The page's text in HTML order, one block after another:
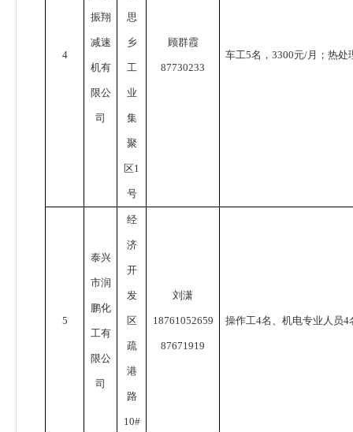
4
振翔
减速
机有
限公
司
思
乡
工
业
集
聚
区1
号
顾群霞
87730233
车工5名，3300元/月；热处
5
泰兴
市润
鹏化
工有
限公
司
经
济
开
发
区
疏
港
路
10#
刘潇
18761052659
87671919
操作工4名、机电专业人员4